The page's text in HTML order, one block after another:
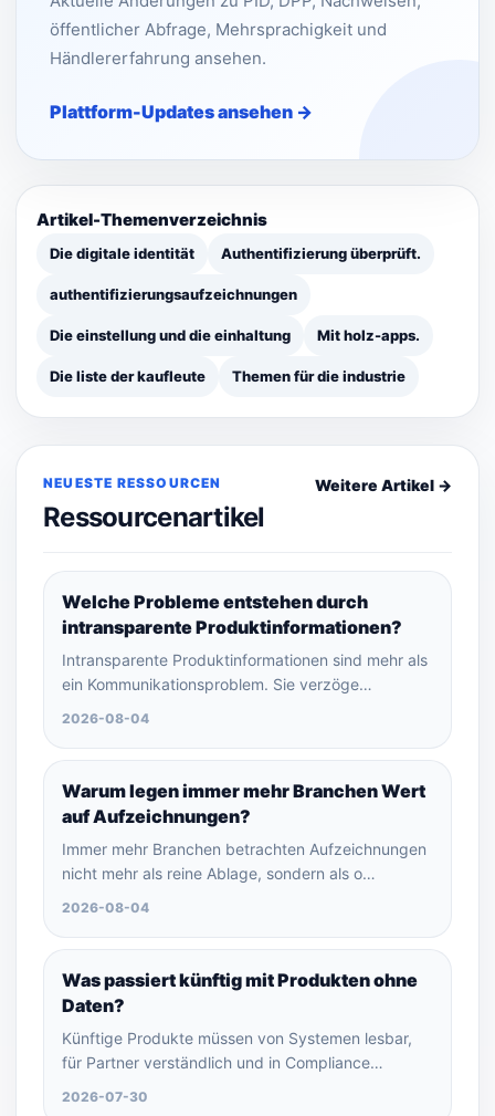
öffentlicher Abfrage, Mehrsprachigkeit und
Händlererfahrung ansehen.
Plattform-Updates ansehen →
Artikel-Themenverzeichnis
Die digitale identität Authentifizierung überprüft.
authentifizierungsaufzeichnungen
Die einstellung und die einhaltung Mit holz-apps.
Die liste der kaufleute Themen für die industrie
NEUESTE RESSOURCEN
Ressourcenartikel
Weitere Artikel →
Welche Probleme entstehen durch
intransparente Produktinformationen?
Intransparente Produktinformationen sind mehr als
ein Kommunikationsproblem. Sie verzöge…
2026-08-04
Warum legen immer mehr Branchen Wert
auf Aufzeichnungen?
Immer mehr Branchen betrachten Aufzeichnungen
nicht mehr als reine Ablage, sondern als o…
2026-08-04
Was passiert künftig mit Produkten ohne
Daten?
Künftige Produkte müssen von Systemen lesbar,
für Partner verständlich und in Compliance…
2026-07-30